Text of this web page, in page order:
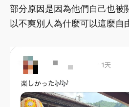
部分原因是因為他們自己也被
以不爽別人為什麼可以這麼自